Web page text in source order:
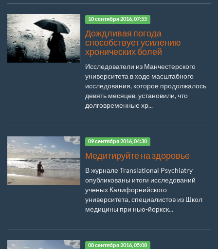
10 сентября 2016, 07:55
Дождливая погода
способствует усилению
хронических болей
Исследователи из Манчестерского
университета в ходе масштабного
исследования, которое продолжалось
девять месяцев, установили, что
долговременные хр...
09 сентября 2016, 04:30
Медитируйте на здоровье
В журнале Translational Psychiatry
опубликованы итоги исследований
ученых Калифорнийского
университета, специалистов из Школ
медицины при нью-йоркск...
08 сентября 2016, 05:08